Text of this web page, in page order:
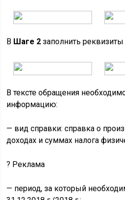
В Шаге 2 заполнить реквизиты
В тексте обращения
информацию:
— вид справки: справка о
доходах и суммах налога
? Реклама
— период, за который